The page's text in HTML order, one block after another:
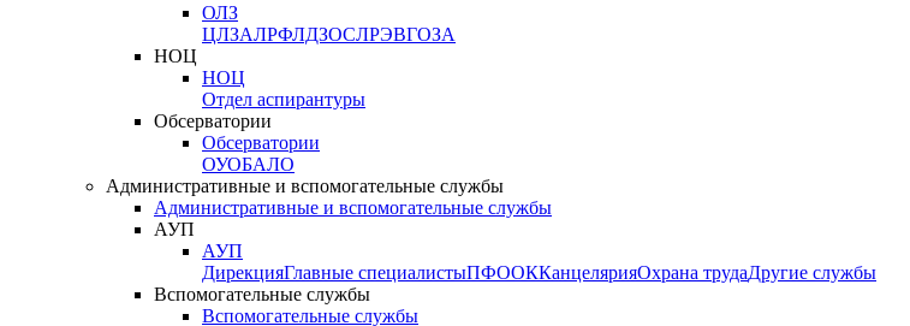
ОЛЗ
ЦЛЗАЛРФЛДЗОСЛРЭВГОЗА
НОЦ
НОЦ
Отдел аспирантуры
Обсерватории
Обсерватории
ОУОБАЛО
Административные и вспомогательные службы
Административные и вспомогательные службы
АУП
АУП
ДирекцияГлавные специалистыПФООККанцелярияОхрана трудаДругие службы
Вспомогательные службы
Вспомогательные службы